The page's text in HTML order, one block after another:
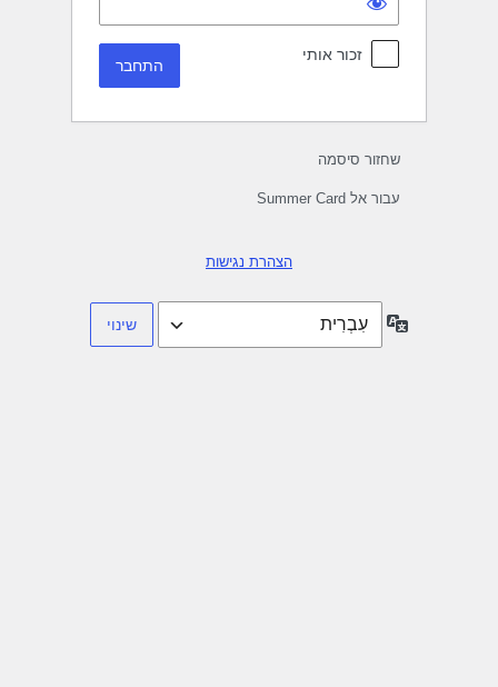
זכור אותי
שחזור סיסמה
עבור אל Summer Card
הצהרת נגישות
שפה